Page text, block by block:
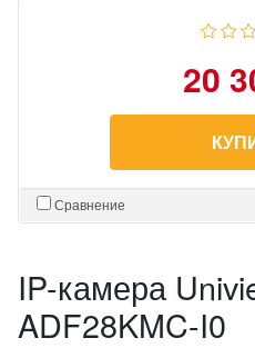
20
Сравнение
IP-камера
ADF28KMC-I0